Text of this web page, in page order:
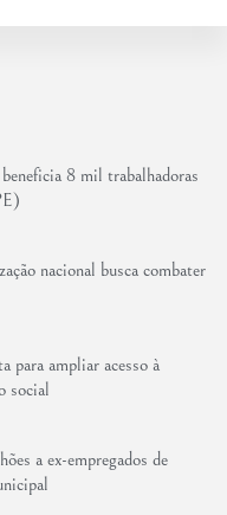
8 mil trabalhadoras
nacional busca combater
para ampliar acesso à
social
a ex-empregados de